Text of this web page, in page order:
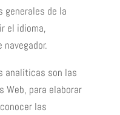
de la
el idioma,
analíticas son las
Web, para elaborar
las